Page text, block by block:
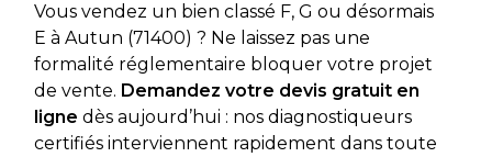
Vous vendez un bien classé F, G ou désormais
E à Autun (71400) ? Ne laissez pas une
formalité réglementaire bloquer votre projet
de vente. Demandez votre devis gratuit en
ligne dès aujourd’hui : nos diagnostiqueurs
certifiés interviennent rapidement dans toute